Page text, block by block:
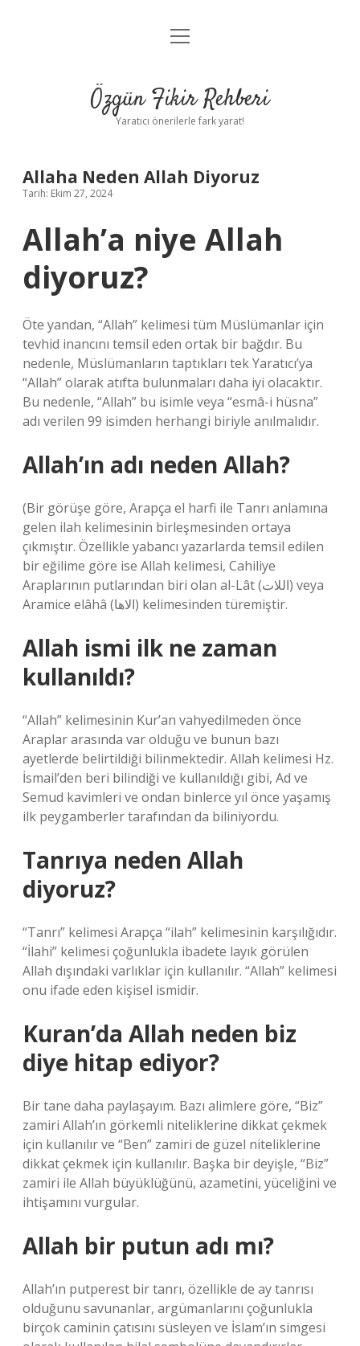
Gizlilik Politikası
Yasal Uyarı
menüyü
Özgün Fikir Rehberi
Yaratıcı önerilerle fark yarat!
Allaha Neden Allah Diyoruz
Tarih: Ekim 27, 2024
Allah’a niye Allah
diyoruz?
Öte yandan, “Allah” kelimesi tüm Müslümanlar için
tevhid inancını temsil eden ortak bir bağdır. Bu
nedenle, Müslümanların taptıkları tek Yaratıcı’ya
“Allah” olarak atıfta bulunmaları daha iyi olacaktır.
Bu nedenle, “Allah” bu isimle veya “esmâ-i hüsna”
adı verilen 99 isimden herhangi biriyle anılmalıdır.
Allah’ın adı neden Allah?
(Bir görüşe göre, Arapça el harfi ile Tanrı anlamına
gelen ilah kelimesinin birleşmesinden ortaya
çıkmıştır. Özellikle yabancı yazarlarda temsil edilen
bir eğilime göre ise Allah kelimesi, Cahiliye
Araplarının putlarından biri olan al-Lât (اللات) veya
Aramice elâhâ (الاها) kelimesinden türemiştir.
Allah ismi ilk ne zaman
kullanıldı?
“Allah” kelimesinin Kur’an vahyedilmeden önce
Araplar arasında var olduğu ve bunun bazı
ayetlerde belirtildiği bilinmektedir. Allah kelimesi Hz.
İsmail’den beri bilindiği ve kullanıldığı gibi, Ad ve
Semud kavimleri ve ondan binlerce yıl önce yaşamış
ilk peygamberler tarafından da biliniyordu.
Tanrıya neden Allah
diyoruz?
“Tanrı” kelimesi Arapça “ilah” kelimesinin karşılığıdır.
“İlahi” kelimesi çoğunlukla ibadete layık görülen
Allah dışındaki varlıklar için kullanılır. “Allah” kelimesi
onu ifade eden kişisel ismidir.
Kuran’da Allah neden biz
diye hitap ediyor?
Bir tane daha paylaşayım. Bazı alimlere göre, “Biz”
zamiri Allah’ın görkemli niteliklerine dikkat çekmek
için kullanılır ve “Ben” zamiri de güzel niteliklerine
dikkat çekmek için kullanılır. Başka bir deyişle, “Biz”
zamiri ile Allah büyüklüğünü, azametini, yüceliğini ve
ihtişamını vurgular.
Allah bir putun adı mı?
Allah’ın putperest bir tanrı, özellikle de ay tanrısı
olduğunu savunanlar, argümanlarını çoğunlukla
birçok caminin çatısını süsleyen ve İslam’ın simgesi